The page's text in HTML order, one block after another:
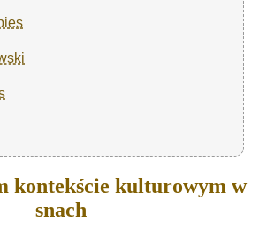
kontekście kulturowym w
snach